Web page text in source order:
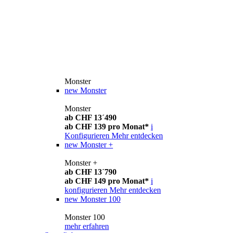
Monster
new Monster
Monster
ab CHF 13´490
ab CHF 139 pro Monat* i
Konfigurieren Mehr entdecken
new Monster +
Monster +
ab CHF 13´790
ab CHF 149 pro Monat* i
konfigurieren Mehr entdecken
new Monster 100
Monster 100
mehr erfahren